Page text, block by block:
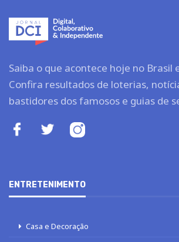
Saiba o que acontece hoje no Brasil
Confira resultados de loterias,
bastidores dos famosos e guias de
ENTRETENIMENTO
Casa e Decoração